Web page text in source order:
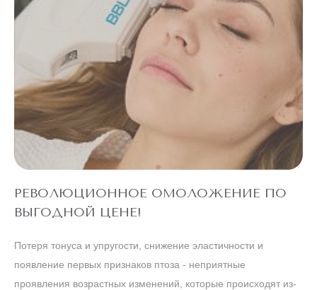
РЕВОЛЮЦИОННОЕ ОМОЛОЖЕНИЕ ПО
ВЫГОДНОЙ ЦЕНЕ!
Потеря тонуса и упругости, снижение эластичности и
появление первых признаков птоза - неприятные
проявления возрастных изменений, которые происходят из-